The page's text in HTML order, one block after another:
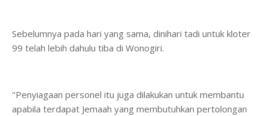
Sebelumnya pada hari yang sama, dinihari tadi untuk kloter
99 telah lebih dahulu tiba di Wonogiri.
"Penyiagaan personel itu juga dilakukan untuk membantu
apabila terdapat Jemaah yang membutuhkan pertolongan